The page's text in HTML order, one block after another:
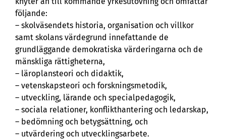
följande:
– skolväsendets historia, organisation och villkor
samt skolans värdegrund innefattande de
grundläggande demokratiska värderingarna och de
mänskliga rättigheterna,
– läroplansteori och didaktik,
– vetenskapsteori och forskningsmetodik,
– utveckling, lärande och specialpedagogik,
– sociala relationer, konflikthantering och ledarskap,
– bedömning och betygsättning, och
– utvärdering och utvecklingsarbete.